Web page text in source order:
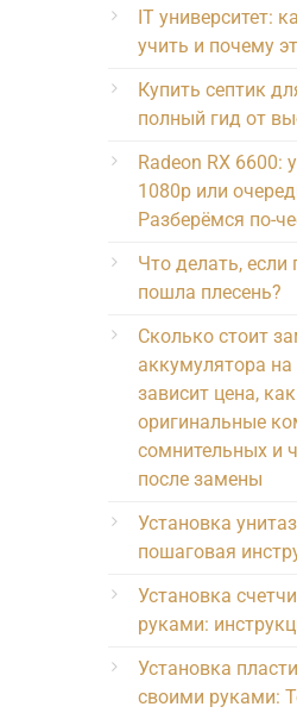
IT университет:
учить и почему
Купить септик
полный гид от
Radeon RX 6600:
1080p или
Разберёмся по-
Что делать, если
пошла плесень?
Сколько стоит
аккумулятора на
зависит цена,
оригинальные
сомнительных и
после замены
Установка
пошаговая
Установка
руками:
Установка
своими руками: